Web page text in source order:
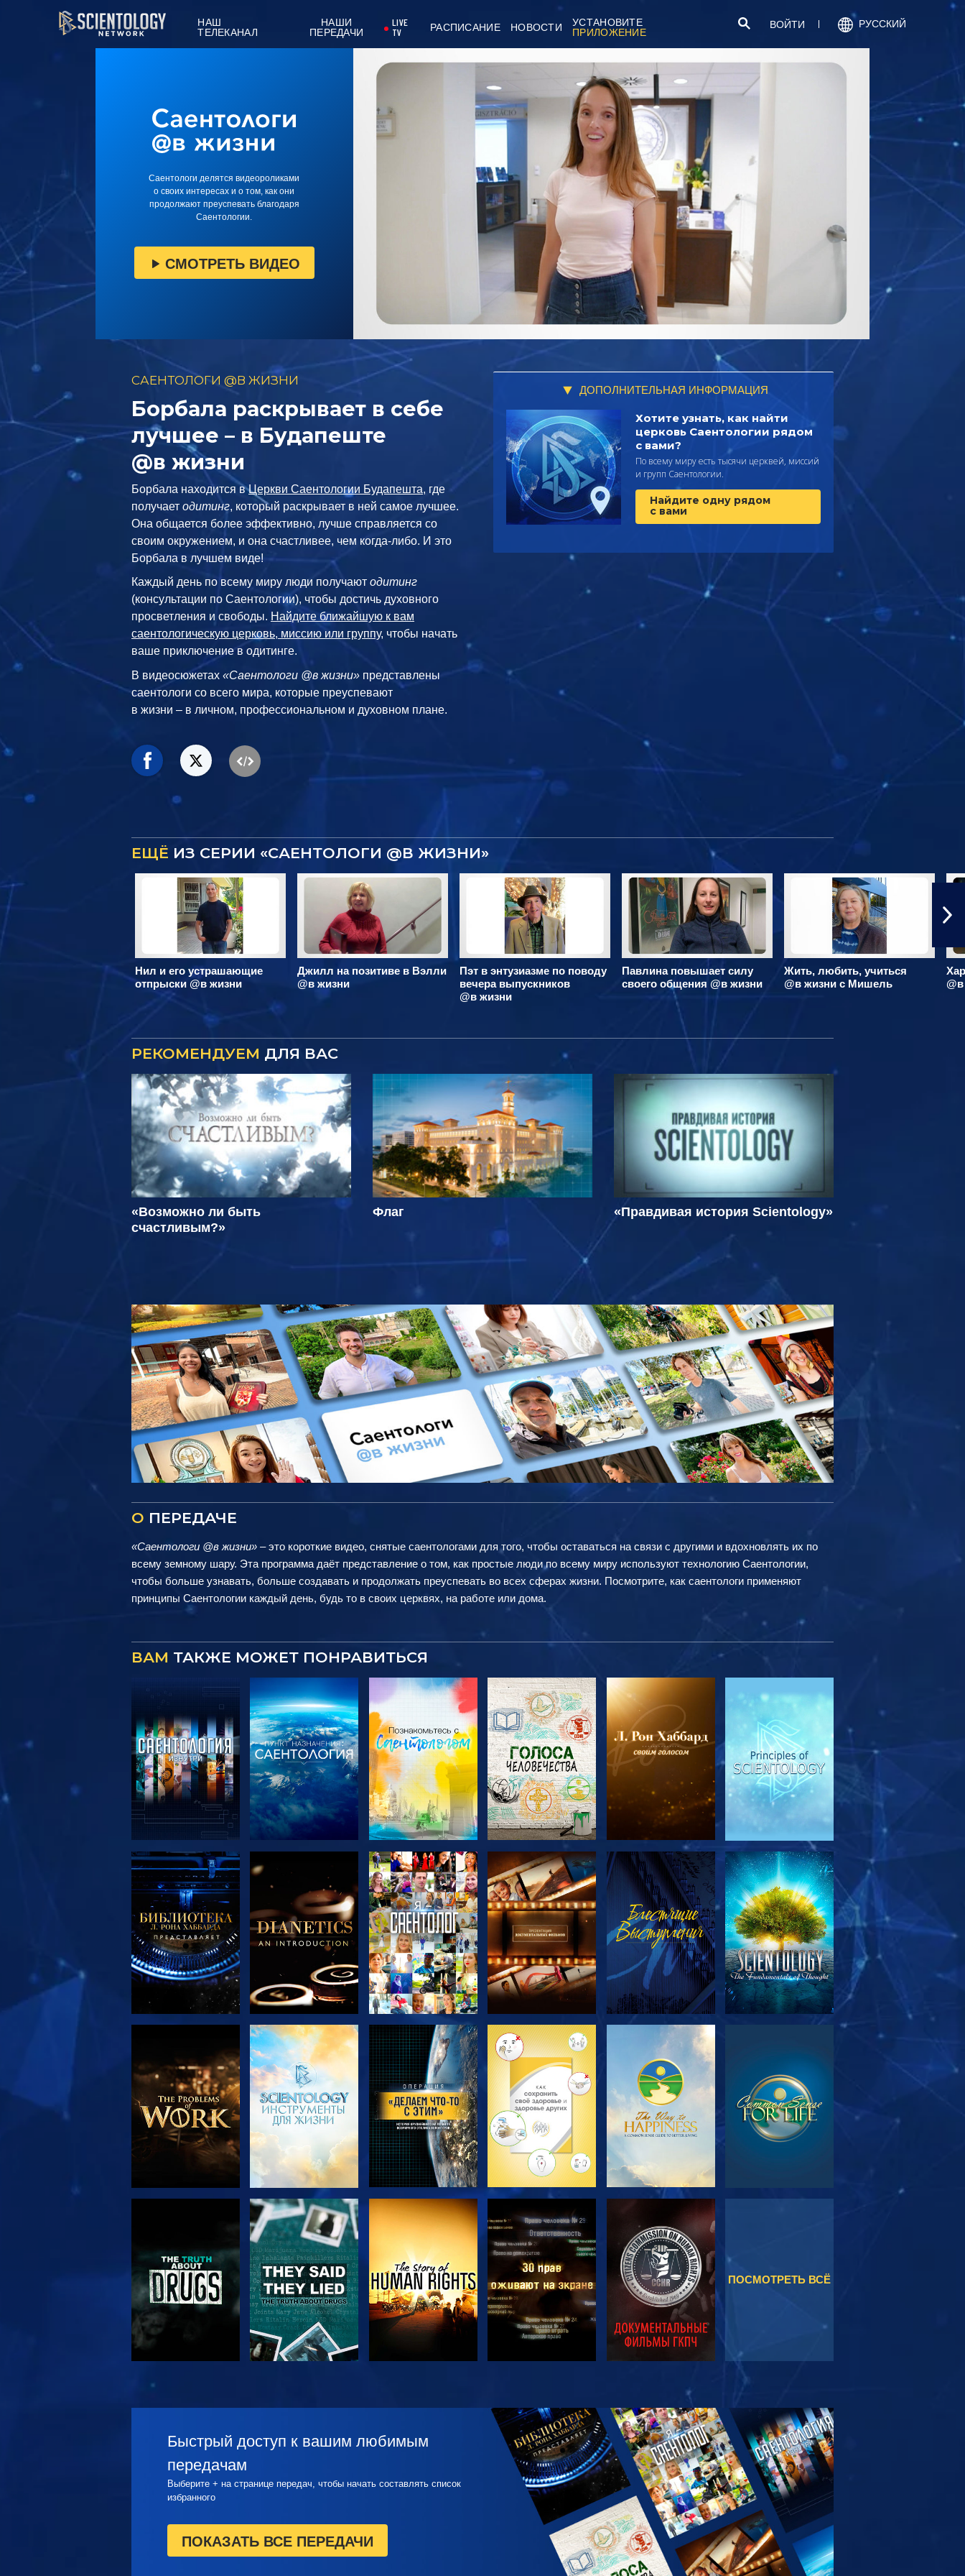
НАШ
ТЕЛЕКАНАЛ
НАШИ
ПЕРЕДАЧИ
LIVE
TV
РАСПИСАНИЕ НОВОСТИ
УСТАНОВИТЕ
ПРИЛОЖЕНИЕ
ВОЙТИ РУССКИЙ
Саентологи делятся видеороликами
о своих интересах и о том, как они
продолжают преуспевать благодаря
Саентологии.
СМОТРЕТЬ ВИДЕО
САЕНТОЛОГИ @В ЖИЗНИ
Борбала раскрывает в себе
лучшее – в Будапеште
@в жизни
Борбала находится вЦеркви Саентологии Будапешта, где
получаетодитинг, который раскрывает в ней самое лучшее.
Она общается более эффективно, лучше справляется со
своим окружением, и она счастливее, чем когда-либо. И это
Борбала в лучшем виде!
Каждый день по всему миру люди получаютодитинг
(консультации по Саентологии), чтобы достичь духовного
просветления и свободы. Найдите ближайшую к вам
саентологическую церковь, миссию или группу, чтобы начать
ваше приключение в одитинге.
В видеосюжетах«Саентологи @в жизни» представлены
саентологи со всего мира, которые преуспевают
в жизни – в личном, профессиональном и духовном плане.
ДОПОЛНИТЕЛЬНАЯ ИНФОРМАЦИЯ
Хотите узнать, как найти
церковь Саентологии рядом
с вами?
По всему миру есть тысячи церквей, миссий
и групп Саентологии.
Найдите одну рядом
с вами
ЕЩЁ ИЗ СЕРИИ «САЕНТОЛОГИ @В ЖИЗНИ»
Нил и его устрашающие
отпрыски @в жизни
Джилл на позитиве в Вэлли
@в жизни
Пэт в энтузиазме по поводу
вечера выпускников
@в жизни
Павлина повышает силу
своего общения @в жизни
Жить, любить, учиться
@в жизни с Мишель
РЕКОМЕНДУЕМ ДЛЯ ВАС
«Возможно ли быть
счастливым?»
Флаг «Правдивая история Scientology»
О ПЕРЕДАЧЕ
«Саентологи @в жизни» – это короткие видео, снятые саентологами для того, чтобы оставаться на связи с другими и вдохновлять их по
всему земному шару. Эта программа даёт представление о том, как простые люди по всему миру используют технологию Саентологии,
чтобы больше узнавать, больше создавать и продолжать преуспевать во всех сферах жизни. Посмотрите, как саентологи применяют
принципы Саентологии каждый день, будь то в своих церквях, на работе или дома.
ВАМ ТАКЖЕ МОЖЕТ ПОНРАВИТЬСЯ
СМОТРЕТЬ
ПЕРЕДАЧИ
СМОТРЕТЬ
ПЕРЕДАЧИ
СМОТРЕТЬ
ПЕРЕДАЧИ
СМОТРЕТЬ
ПЕРЕДАЧИ
СМОТРЕТЬ
ПЕРЕДАЧИ
СМОТРЕТЬ
СМОТРЕТЬ
ПЕРЕДАЧИ
СМОТРЕТЬ
СМОТРЕТЬ
ПЕРЕДАЧИ
СМОТРЕТЬ
ПЕРЕДАЧИ
СМОТРЕТЬ
ПЕРЕДАЧИ
СМОТРЕТЬ СМОТРЕТЬ СМОТРЕТЬ СМОТРЕТЬ
СМОТРЕТЬ
СМОТРЕТЬ
ПЕРЕДАЧИ
ПОСМОТРЕТЬ ВСЁ
Быстрый доступ к вашим любимым
передачам
Выберите + на странице передач, чтобы начать составлять список
избранного
ПОКАЗАТЬ ВСЕ ПЕРЕДАЧИ